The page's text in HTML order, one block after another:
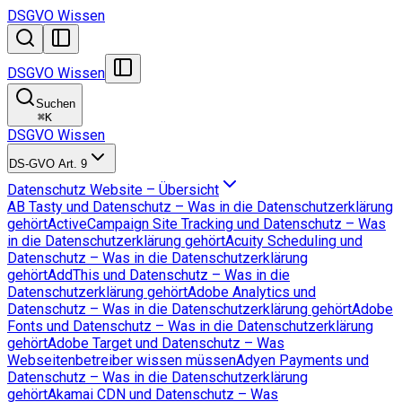
DSGVO Wissen
DSGVO Wissen
Suchen
⌘K
DSGVO Wissen
DS-GVO Art. 9
Datenschutz Website – Übersicht
AB Tasty und Datenschutz – Was in die Datenschutzerklärung
gehörtActiveCampaign Site Tracking und Datenschutz – Was
in die Datenschutzerklärung gehörtAcuity Scheduling und
Datenschutz – Was in die Datenschutzerklärung
gehörtAddThis und Datenschutz – Was in die
Datenschutzerklärung gehörtAdobe Analytics und
Datenschutz – Was in die Datenschutzerklärung gehörtAdobe
Fonts und Datenschutz – Was in die Datenschutzerklärung
gehörtAdobe Target und Datenschutz – Was
Webseitenbetreiber wissen müssenAdyen Payments und
Datenschutz – Was in die Datenschutzerklärung
gehörtAkamai CDN und Datenschutz – Was